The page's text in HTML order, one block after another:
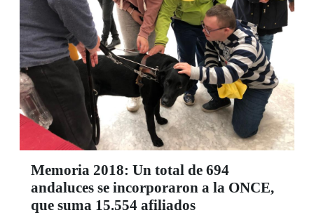
Memoria 2018: Un total de 694
andaluces se incorporaron a la ONCE,
que suma 15.554 afiliados